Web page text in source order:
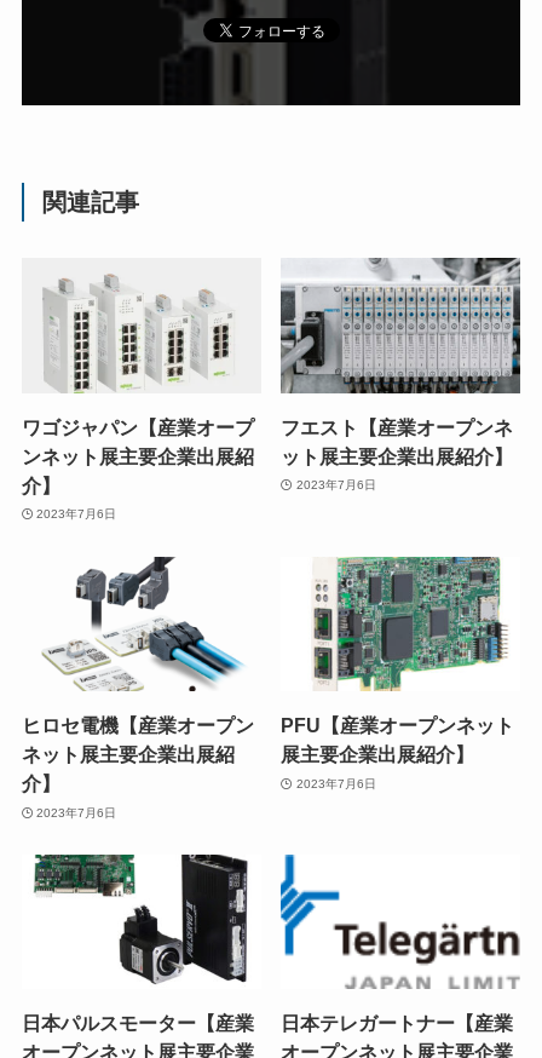
関連記事
ワゴジャパン【産業オープ
ンネット展主要企業出展紹
介】
2023年7月6日
フエスト【産業オープンネ
ット展主要企業出展紹介】
2023年7月6日
ヒロセ電機【産業オープン
ネット展主要企業出展紹
介】
2023年7月6日
PFU【産業オープンネット
展主要企業出展紹介】
2023年7月6日
日本パルスモーター【産業
オープンネット展主要企業
日本テレガートナー【産業
オープンネット展主要企業